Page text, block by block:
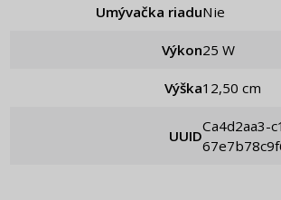
Umývačka riadu Nie
Výkon 25 W
Výška 12,50 cm
UUID
ca4d2aa3-c1db-4331-a68e-